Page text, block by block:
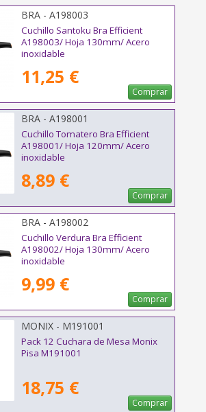
BRA - A198003
Cuchillo Santoku Bra Efficient
A198003/ Hoja 130mm/ Acero
inoxidable
11,25 €
Comprar
BRA - A198001
Cuchillo Tomatero Bra Efficient
A198001/ Hoja 120mm/ Acero
inoxidable
8,89 €
Comprar
BRA - A198002
Cuchillo Verdura Bra Efficient
A198002/ Hoja 130mm/ Acero
inoxidable
9,99 €
Comprar
MONIX - M191001
Pack 12 Cuchara de Mesa Monix
Pisa M191001
18,75 €
Comprar